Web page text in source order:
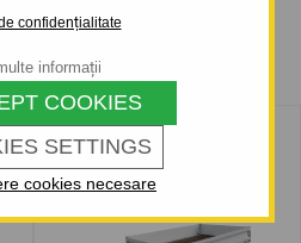
confidențialitate
SETTINGS
COOKIES
cookies necesare
informații
greutăți cu roți sub zona